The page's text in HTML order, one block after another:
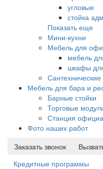
угловые
стойка
Показать еще
Мини-кухни
Мебель для
мебель
шкафы
Мебель для бара и
Барные стойки
Торговые
Станция
Фото наших работ
Заказать звонок
Кредитные программы